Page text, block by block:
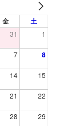
金 土
31 1
7 8
14 15
21 22
28 29